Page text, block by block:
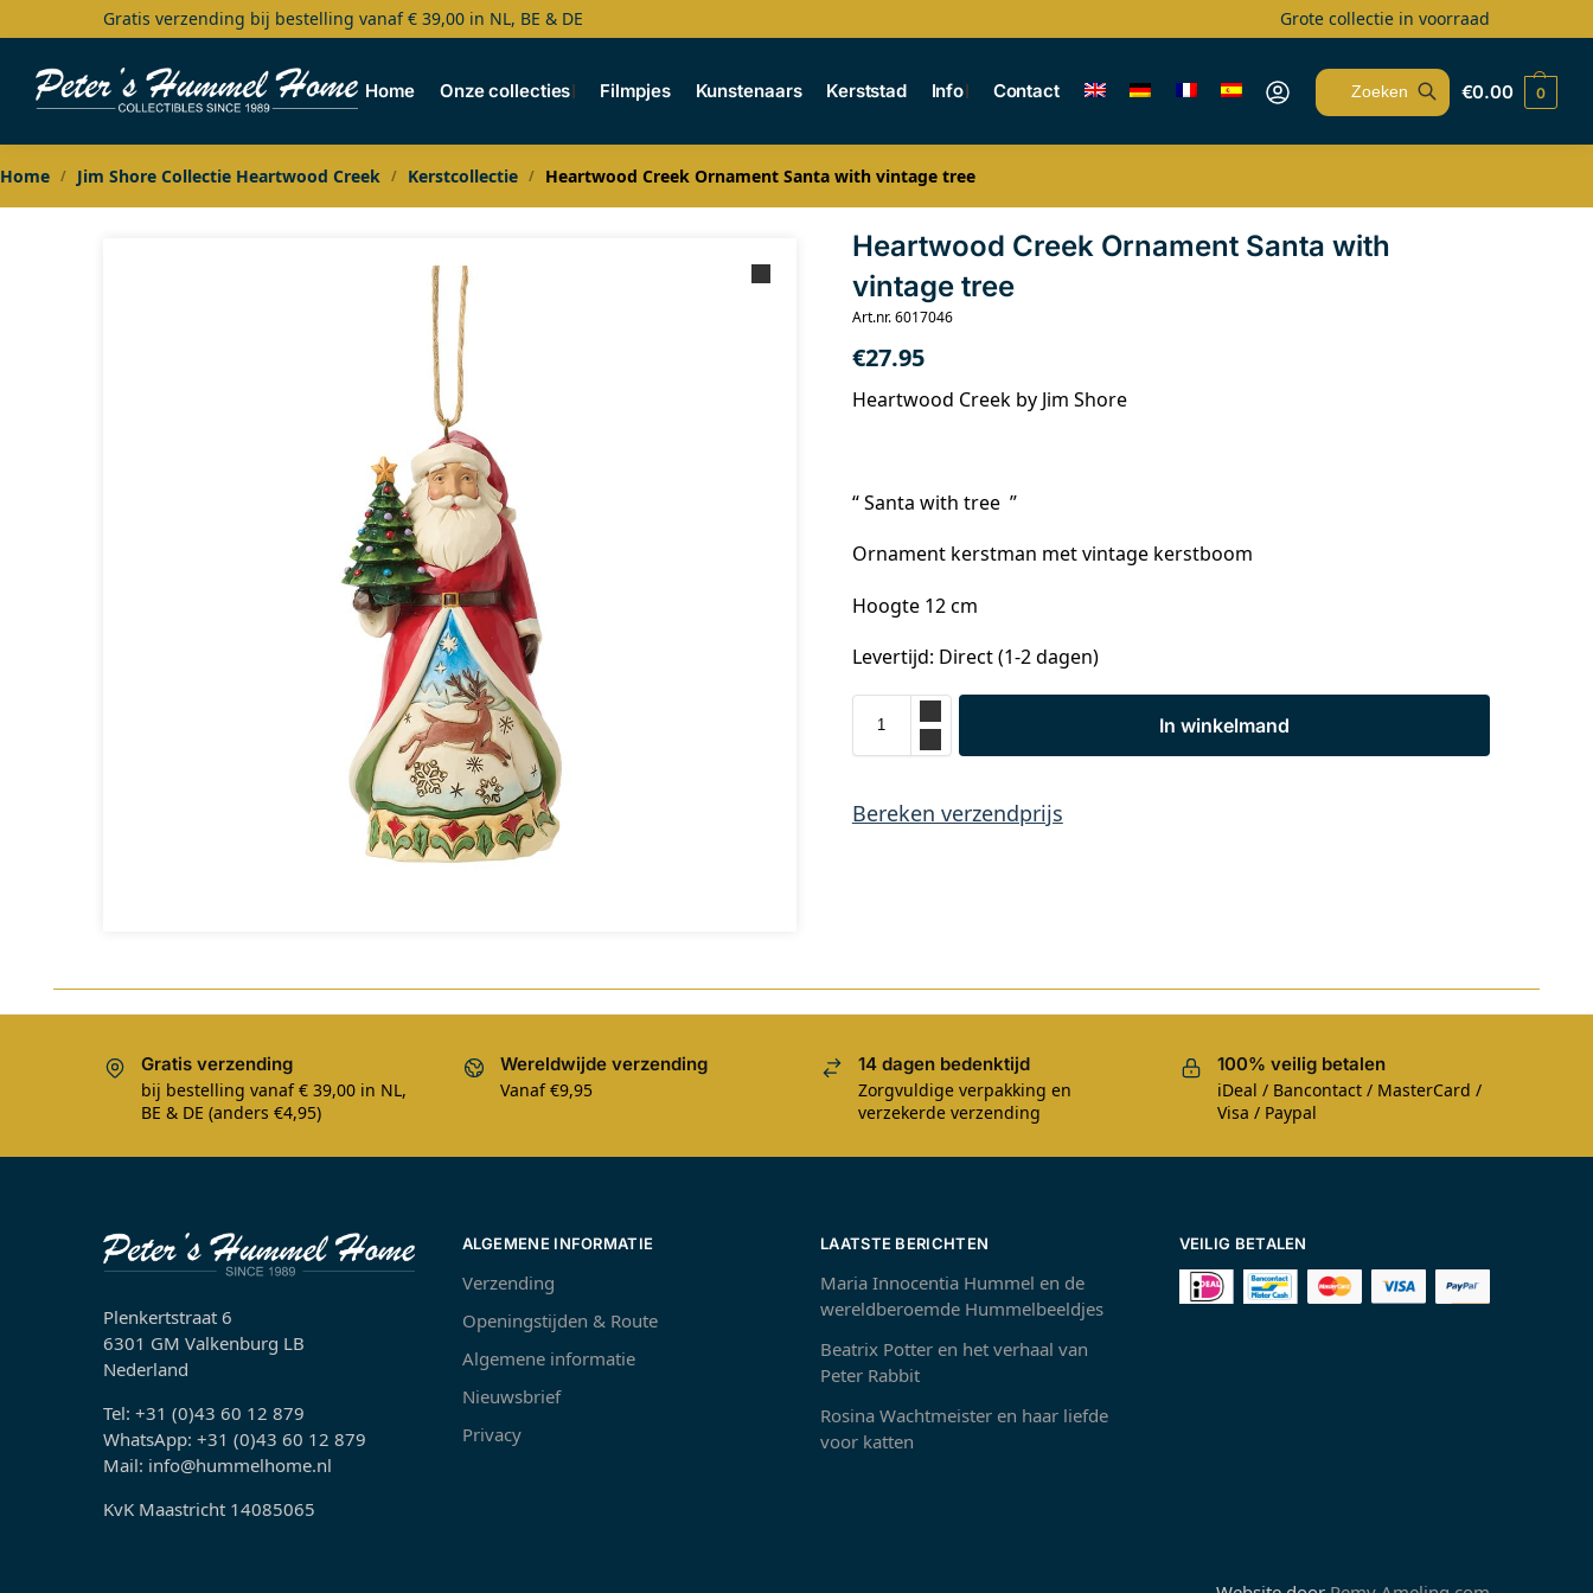
Gratis verzending bij bestelling vanaf € 39,00 in NL, BE & DE Grote collectie in voorraad
Home Onze collecties Filmpjes Kunstenaars Kerststad Info Contact
Search
€0.00 0
Home / Jim Shore Collectie Heartwood Creek / Kerstcollectie / Heartwood Creek Ornament Santa with vintage tree
Heartwood Creek Ornament Santa with
vintage tree
Art.nr. 6017046
€27.95
Heartwood Creek by Jim Shore
“ Santa with tree ”
Ornament kerstman met vintage kerstboom
Hoogte 12 cm
Levertijd: Direct (1-2 dagen)
In winkelmand
Bereken verzendprijs
Gratis verzending
bij bestelling vanaf € 39,00 in NL,
BE & DE (anders €4,95)
Wereldwijde verzending
Vanaf €9,95
14 dagen bedenktijd
Zorgvuldige verpakking en
verzekerde verzending
100% veilig betalen
iDeal / Bancontact / MasterCard /
Visa / Paypal
Plenkertstraat 6
6301 GM Valkenburg LB
Nederland
Tel: +31 (0)43 60 12 879
WhatsApp: +31 (0)43 60 12 879
Mail: info@hummelhome.nl
KvK Maastricht 14085065
ALGEMENE INFORMATIE
Verzending
Openingstijden & Route
Algemene informatie
Nieuwsbrief
Privacy
LAATSTE BERICHTEN
Maria Innocentia Hummel en de
wereldberoemde Hummelbeeldjes
Beatrix Potter en het verhaal van
Peter Rabbit
Rosina Wachtmeister en haar liefde
voor katten
VEILIG BETALEN